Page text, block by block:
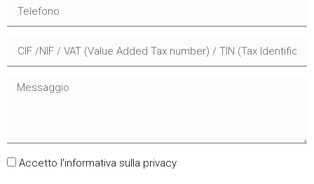
Accetto l'informativa sulla privacy